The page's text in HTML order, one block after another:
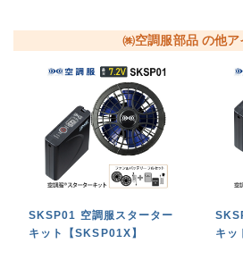
㈱空調服部品 の他ア
SKSP01 空調服スターター
キット【SKSP01X】
キッ